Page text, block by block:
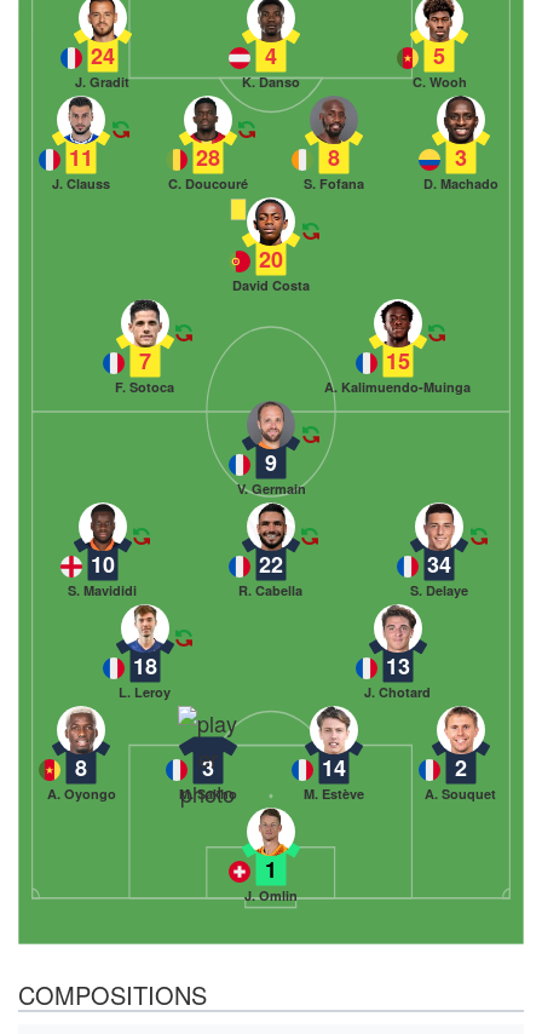
5
C. Wooh
4
K. Danso
24
J. Gradit
3
D. Machado
8
S. Fofana
28
C. Doucouré
11
J. Clauss
20
David Costa
15
A. Kalimuendo-Muinga
7
F. Sotoca
1
J. Omlin
8
A. Oyongo
3
M. Sakho
14
M. Estève
2
A. Souquet
18
L. Leroy
13
J. Chotard
10
S. Mavididi
22
R. Cabella
34
S. Delaye
9
V. Germain
COMPOSITIONS